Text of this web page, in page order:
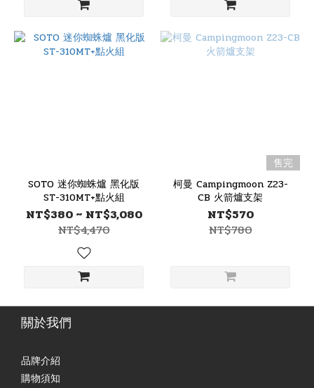
SOTO 迷你蜘蛛爐 黑化版
ST-310MT+點火組
NT$380 ~ NT$3,080
NT$4,470
售完
柯曼 Campingmoon Z23-
CB 火箭爐支架
NT$570
NT$780
關於我們
品牌介紹
購物須知